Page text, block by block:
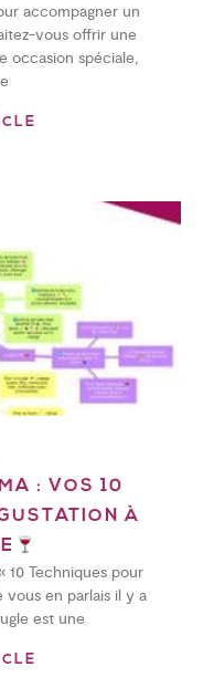
accompagner un
vous offrir une
occasion spéciale,
: VOS 10
À
10 Techniques pour
vous en parlais il y a
est une